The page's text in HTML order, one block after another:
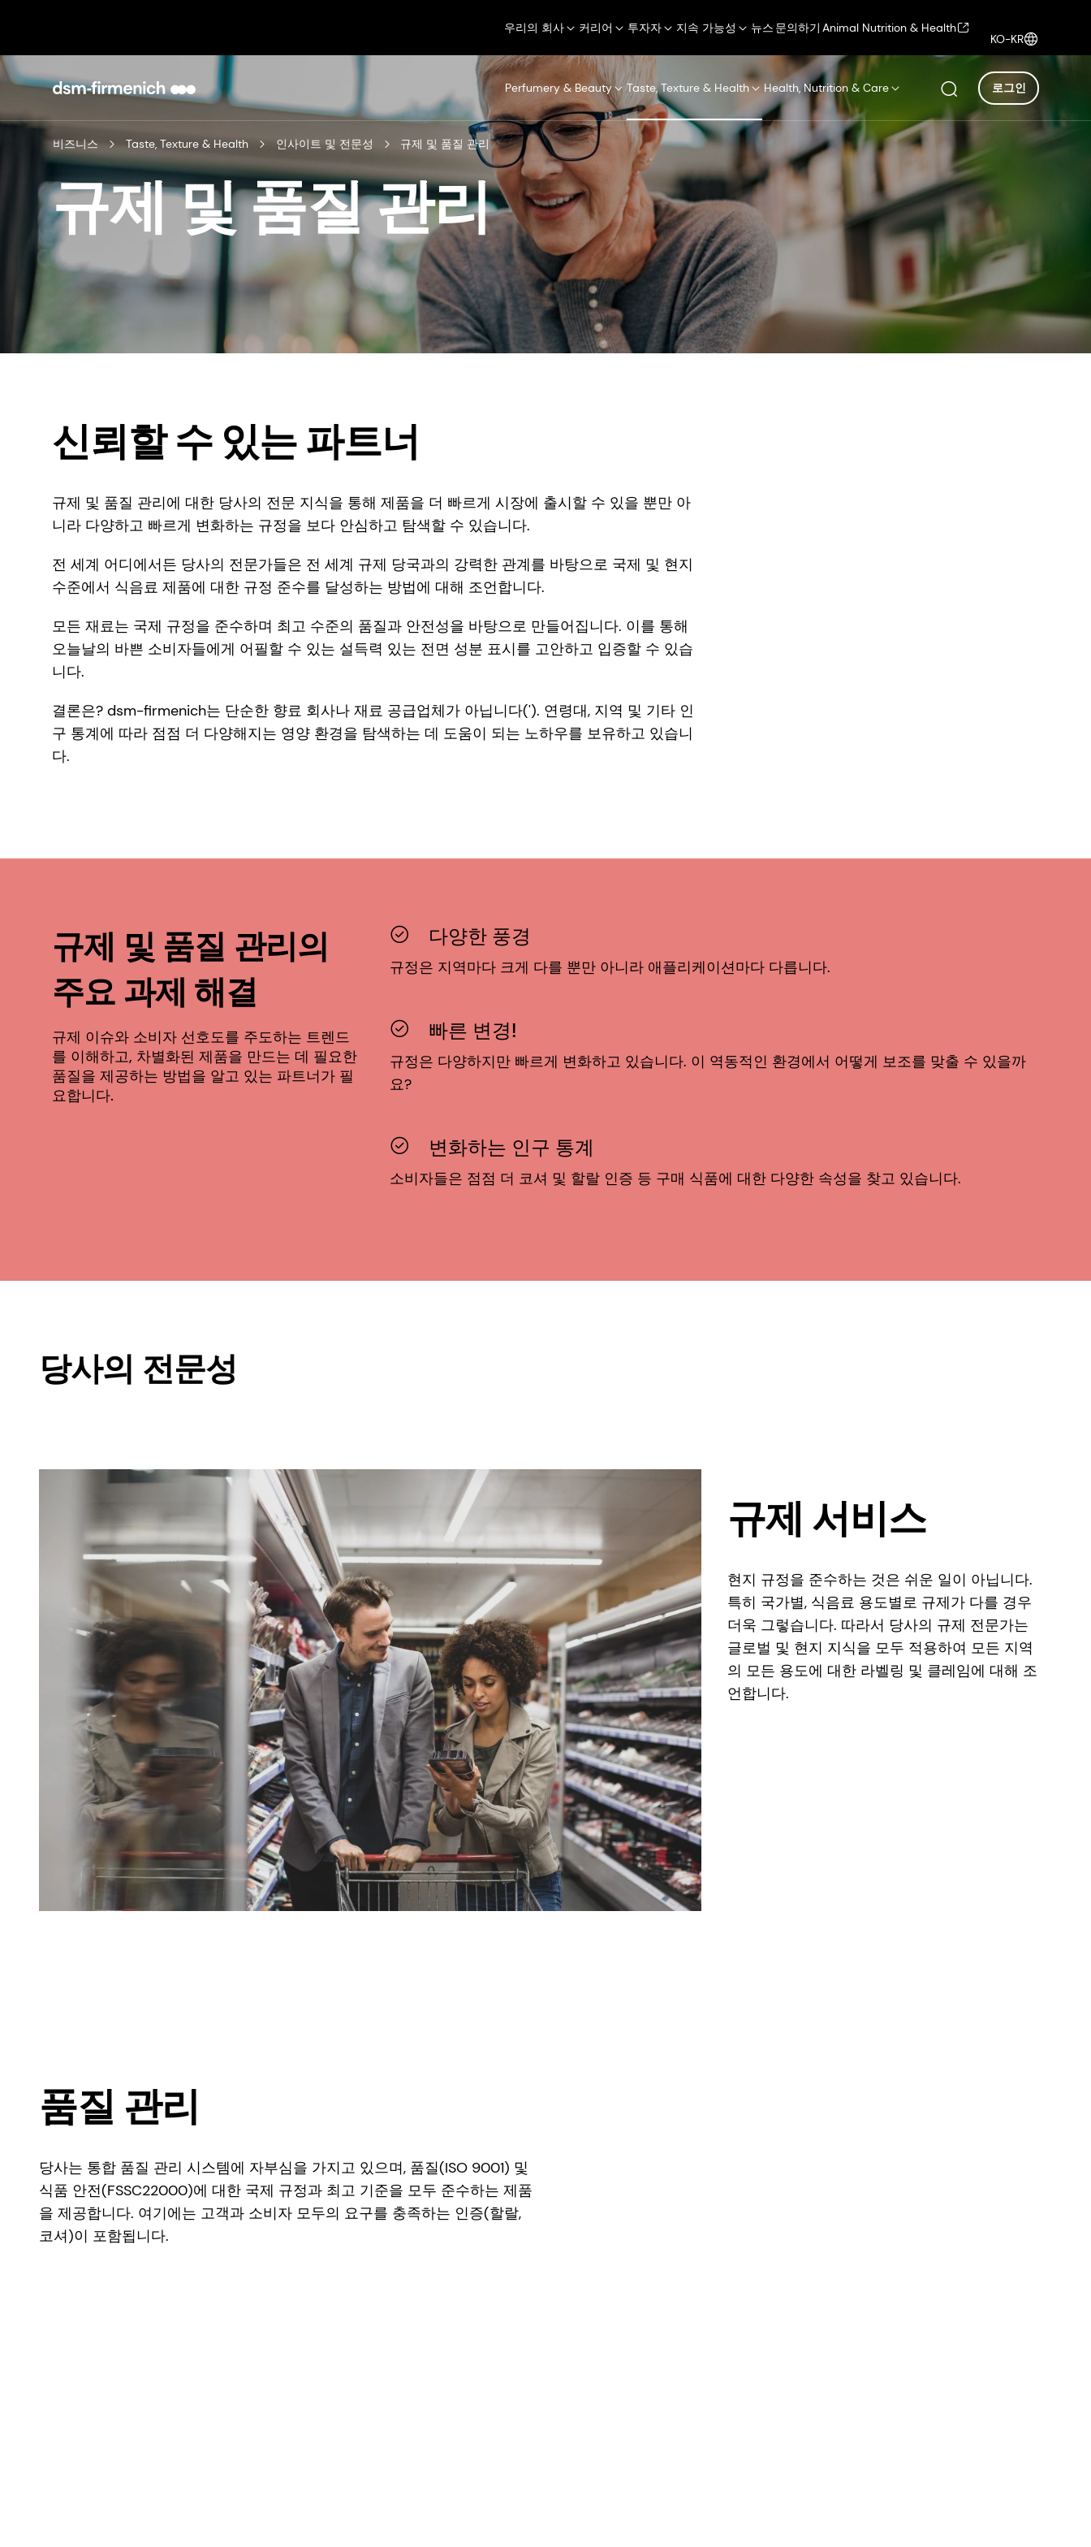
우리의 회사 커리어 투자자 지속 가능성 뉴스 문의하기 Animal Nutrition & Health
KO-KR
Perfumery & Beauty Taste, Texture & Health Health, Nutrition & Care 로그인
비즈니스 Taste, Texture & Health 인사이트 및 전문성 규제 및 품질 관리
규제 및 품질 관리
신뢰할 수 있는 파트너
규제 및 품질 관리에 대한 당사의 전문 지식을 통해 제품을 더 빠르게 시장에 출시할 수 있을 뿐만 아
니라 다양하고 빠르게 변화하는 규정을 보다 안심하고 탐색할 수 있습니다.
전 세계 어디에서든 당사의 전문가들은 전 세계 규제 당국과의 강력한 관계를 바탕으로 국제 및 현지
수준에서 식음료 제품에 대한 규정 준수를 달성하는 방법에 대해 조언합니다.
모든 재료는 국제 규정을 준수하며 최고 수준의 품질과 안전성을 바탕으로 만들어집니다. 이를 통해
오늘날의 바쁜 소비자들에게 어필할 수 있는 설득력 있는 전면 성분 표시를 고안하고 입증할 수 있습
니다.
결론은? dsm-firmenich는 단순한 향료 회사나 재료 공급업체가 아닙니다('). 연령대, 지역 및 기타 인
구 통계에 따라 점점 더 다양해지는 영양 환경을 탐색하는 데 도움이 되는 노하우를 보유하고 있습니
다.
규제 및 품질 관리의
주요 과제 해결
규제 이슈와 소비자 선호도를 주도하는 트렌드
를 이해하고, 차별화된 제품을 만드는 데 필요한
품질을 제공하는 방법을 알고 있는 파트너가 필
요합니다.
다양한 풍경
규정은 지역마다 크게 다를 뿐만 아니라 애플리케이션마다 다릅니다.
빠른 변경!
규정은 다양하지만 빠르게 변화하고 있습니다. 이 역동적인 환경에서 어떻게 보조를 맞출 수 있을까
요?
변화하는 인구 통계
소비자들은 점점 더 코셔 및 할랄 인증 등 구매 식품에 대한 다양한 속성을 찾고 있습니다.
당사의 전문성
규제 서비스
현지 규정을 준수하는 것은 쉬운 일이 아닙니다.
특히 국가별, 식음료 용도별로 규제가 다를 경우
더욱 그렇습니다. 따라서 당사의 규제 전문가는
글로벌 및 현지 지식을 모두 적용하여 모든 지역
의 모든 용도에 대한 라벨링 및 클레임에 대해 조
언합니다.
품질 관리
당사는 통합 품질 관리 시스템에 자부심을 가지고 있으며, 품질(ISO 9001) 및
식품 안전(FSSC22000)에 대한 국제 규정과 최고 기준을 모두 준수하는 제품
을 제공합니다. 여기에는 고객과 소비자 모두의 요구를 충족하는 인증(할랄,
코셔)이 포함됩니다.